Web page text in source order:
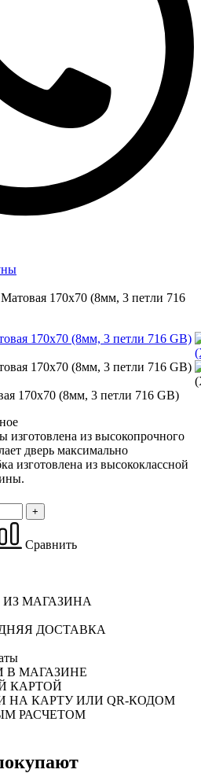
170х70 (8мм, 3 петли 716
170х70 (8мм, 3 петли 716 GB)
изготовлена из высокопрочного
дверь максимально
изготовлена из высококлассной
+
Сравнить
МАГАЗИНА
ДОСТАВКА
МАГАЗИНЕ
КАРТОЙ
НА КАРТУ ИЛИ QR-КОДОМ
РАСЧЕТОМ